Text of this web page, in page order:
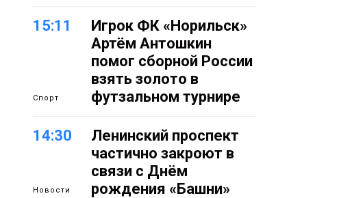
15:11
Спорт
Игрок ФК «Норильск»
Артём Антошкин
помог сборной России
взять золото в
футзальном турнире
14:30
Новости
Ленинский проспект
частично закроют в
связи с Днём
рождения «Башни»